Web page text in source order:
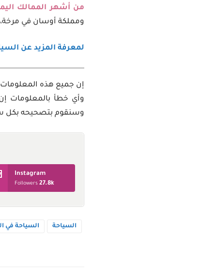
من أشهر الممالك
ومملكة أوسان في
لمعرفة المزيد عن
إن جميع هذه
وأي خطأ بالمعلومات
وسنقوم بتصحيحه بكل
Instagram
27.8k
Followers
السياحة السياحة في